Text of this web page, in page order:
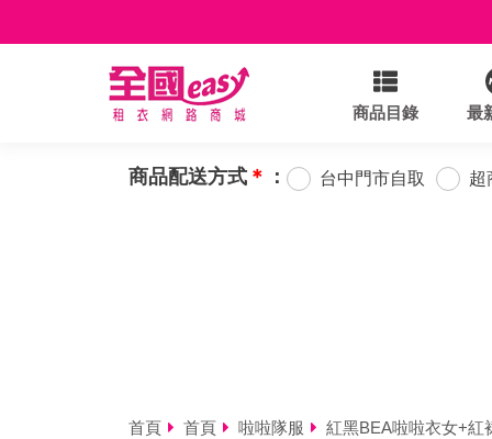
商品目錄 最
商品配送方式 ＊ ： 台中門市自取 超
首頁 首頁 啦啦隊服 紅黑BEA啦啦衣女+紅